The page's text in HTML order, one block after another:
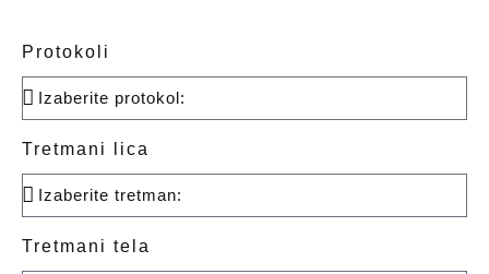
Protokoli
Tretmani lica
Tretmani tela